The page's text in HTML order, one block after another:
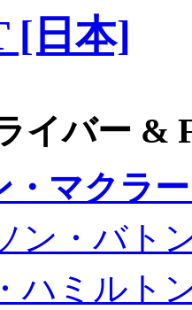
[日本]
イバー &
・マクラ
ン・バト
ハミルト